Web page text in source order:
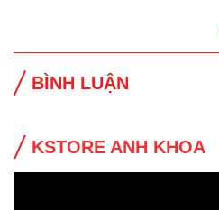
BÌNH LUẬN
KSTORE ANH KHOA